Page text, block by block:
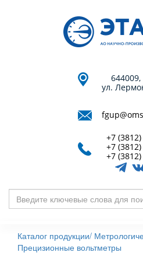
ул.
+7
+7
+7
слова
для
Каталог продукции/
Прецизионные вольтметры